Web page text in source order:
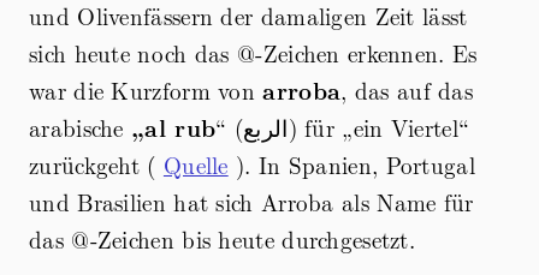
und Olivenfässern der damaligen Zeit lässt
sich heute noch das @-Zeichen erkennen. Es
war die Kurzform vonarroba, das auf das
arabische „al rub“ (الربع) für „ein Viertel“
zurückgeht ( Quelle ). In Spanien, Portugal
und Brasilien hat sich Arroba als Name für
das @-Zeichen bis heute durchgesetzt.